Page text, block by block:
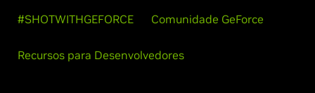
#SHOTWITHGEFORCE Comunidade GeForce
Recursos para Desenvolvedores